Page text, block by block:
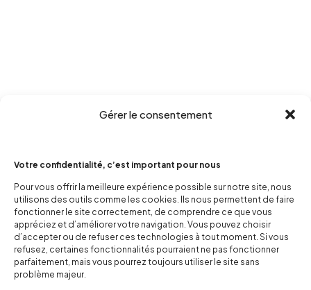
Gérer le consentement
Votre confidentialité, c’est important pour nous
Pour vous offrir la meilleure expérience possible sur notre site, nous
utilisons des outils comme les cookies. Ils nous permettent de faire
fonctionner le site correctement, de comprendre ce que vous
appréciez et d’améliorer votre navigation. Vous pouvez choisir
d’accepter ou de refuser ces technologies à tout moment. Si vous
refusez, certaines fonctionnalités pourraient ne pas fonctionner
parfaitement, mais vous pourrez toujours utiliser le site sans
problème majeur.
contact@popnbaby.com
+33 01 64 62 14 89
Follow us